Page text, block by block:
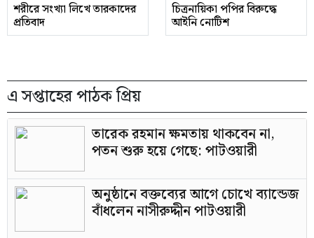
শরীরে সংখ্যা লিখে তারকাদের
প্রতিবাদ
চিত্রনায়িকা পপির বিরুদ্ধে
আইনি নোটিশ
এ সপ্তাহের পাঠক প্রিয়
তারেক রহমান ক্ষমতায় থাকবেন না,
পতন শুরু হয়ে গেছে: পাটওয়ারী
অনুষ্ঠানে বক্তব্যের আগে চোখে ব্যান্ডেজ
বাঁধলেন নাসীরুদ্দীন পাটওয়ারী